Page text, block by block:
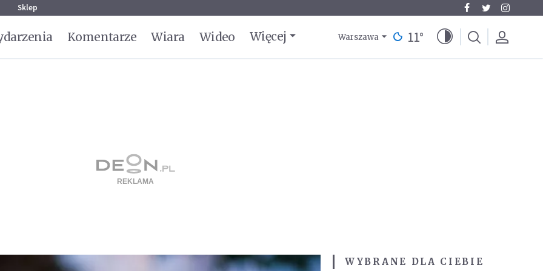
Sklep
Komentarze Wiara Wideo Więcej Warszawa 11°
WYBRANE DLA CIEBIE